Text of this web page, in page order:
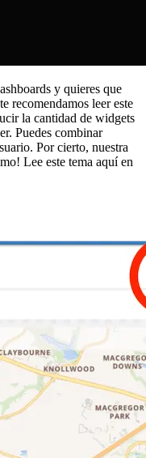
y quieres que
recomendamos leer este
la cantidad de widgets
Puedes combinar
Por cierto, nuestra
Lee este tema aquí en